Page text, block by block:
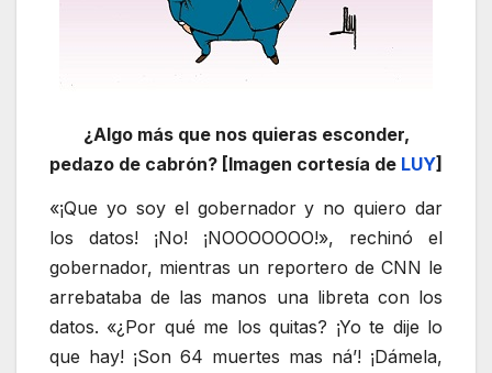
¿Algo más que nos quieras esconder,
pedazo de cabrón? [Imagen cortesía de LUY]
«¡Que yo soy el gobernador y no quiero dar
los datos! ¡No! ¡NOOOOOOO!», rechinó el
gobernador, mientras un reportero de CNN le
arrebataba de las manos una libreta con los
datos. «¿Por qué me los quitas? ¡Yo te dije lo
que hay! ¡Son 64 muertes mas ná’! ¡Dámela,